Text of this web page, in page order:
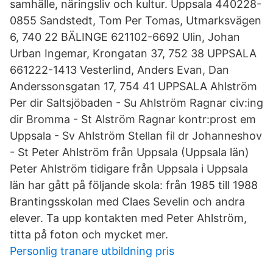
samhälle, näringsliv och kultur. Uppsala 440228-
0855 Sandstedt, Tom Per Tomas, Utmarksvägen
6, 740 22 BÄLINGE 621102-6692 Ulin, Johan
Urban Ingemar, Krongatan 37, 752 38 UPPSALA
661222-1413 Vesterlind, Anders Evan, Dan
Anderssonsgatan 17, 754 41 UPPSALA Ahlström
Per dir Saltsjöbaden - Su Ahlström Ragnar civ:ing
dir Bromma - St Alström Ragnar kontr:prost em
Uppsala - Sv Ahlström Stellan fil dr Johanneshov
- St Peter Ahlström från Uppsala (Uppsala län)
Peter Ahlström tidigare från Uppsala i Uppsala
län har gått på följande skola: från 1985 till 1988
Brantingsskolan med Claes Sevelin och andra
elever. Ta upp kontakten med Peter Ahlström,
titta på foton och mycket mer.
Personlig tranare utbildning pris